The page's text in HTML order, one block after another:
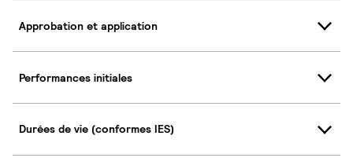
Approbation et application
Performances initiales
Durées de vie (conformes IES)